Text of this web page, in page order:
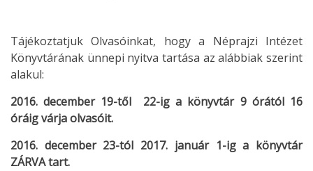
Tájékoztatjuk Olvasóinkat, hogy a Néprajzi Intézet
Könyvtárának ünnepi nyitva tartása az alábbiak szerint
alakul:
2016. december 19-től 22-ig a könyvtár 9 órától 16
óráig várja olvasóit.
2016. december 23-tól 2017. január 1-ig a könyvtár
ZÁRVA tart.